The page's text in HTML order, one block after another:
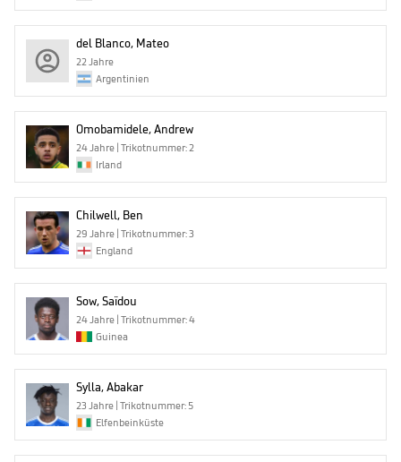
del Blanco, Mateo
22 Jahre
Argentinien
Omobamidele, Andrew
24 Jahre | Trikotnummer: 2
Irland
Chilwell, Ben
29 Jahre | Trikotnummer: 3
England
Sow, Saïdou
24 Jahre | Trikotnummer: 4
Guinea
Sylla, Abakar
23 Jahre | Trikotnummer: 5
Elfenbeinküste